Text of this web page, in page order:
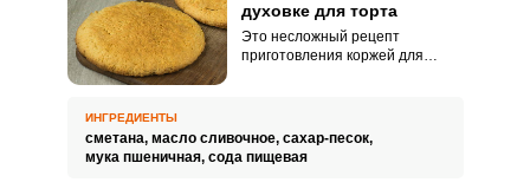
духовке для торта
Это несложный рецепт
приготовления коржей для
ИНГРЕДИЕНТЫ
сметана, масло сливочное, сахар-песок,
мука пшеничная, сода пищевая